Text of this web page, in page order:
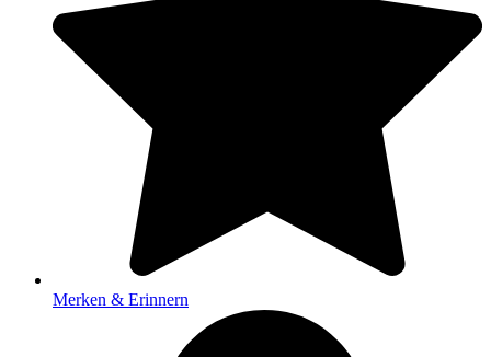
Merken & Erinnern